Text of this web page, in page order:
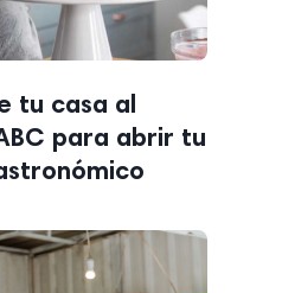
tu casa al
para abrir tu